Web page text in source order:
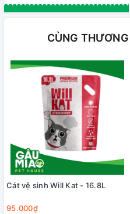
CÙNG THƯƠNG
Cát vệ sinh Will Kat - 16.8L
95.000₫